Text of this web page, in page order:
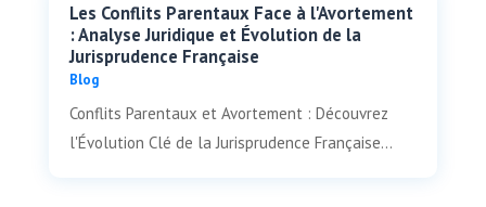
Les Conflits Parentaux Face à l'Avortement
: Analyse Juridique et Évolution de la
Jurisprudence Française
Blog
Conflits Parentaux et Avortement : Découvrez
l'Évolution Clé de la Jurisprudence Française...